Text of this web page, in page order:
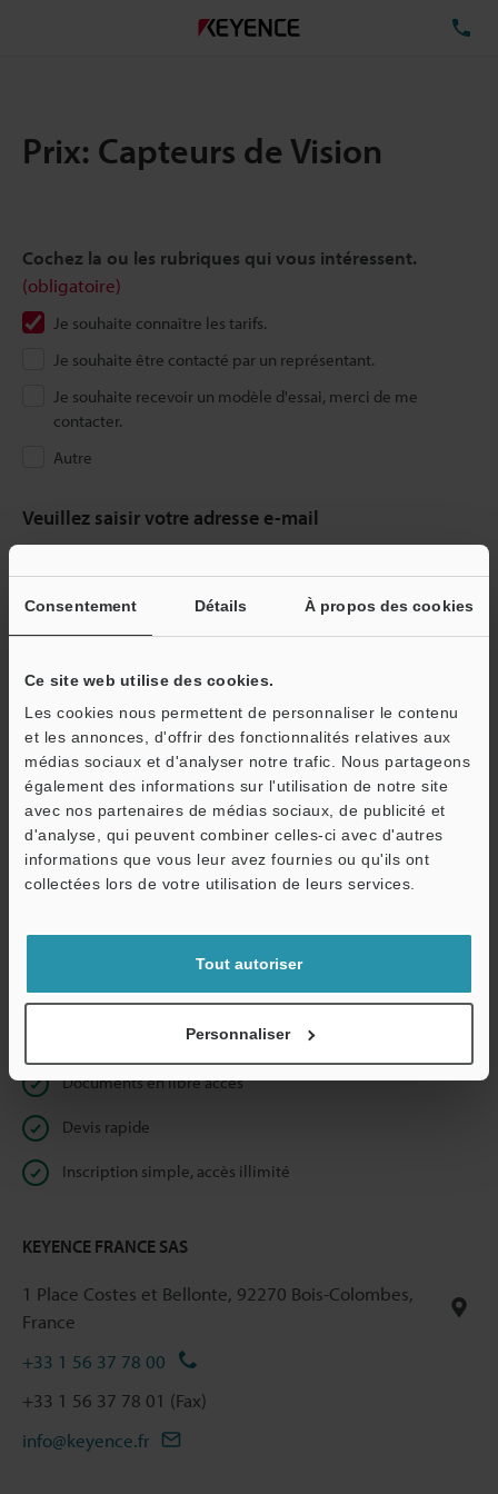
Consentement Détails À propos des cookies
Ce site web utilise des cookies.
Les cookies nous permettent de personnaliser le contenu
et les annonces, d'offrir des fonctionnalités relatives aux
médias sociaux et d'analyser notre trafic. Nous partageons
également des informations sur l'utilisation de notre site
avec nos partenaires de médias sociaux, de publicité et
d'analyse, qui peuvent combiner celles-ci avec d'autres
informations que vous leur avez fournies ou qu'ils ont
collectées lors de votre utilisation de leurs services.
Tout autoriser
Personnaliser
Prix: Capteurs de Vision
Cochez la ou les rubriques qui vous intéressent.
(obligatoire)
Je souhaite connaître les tarifs.
Je souhaite être contacté par un représentant.
Je souhaite recevoir un modèle d'essai, merci de me
contacter.
Autre
Veuillez saisir votre adresse e-mail
Si vous vous êtes déjà inscrit dans le passé, veuillez saisir votre e-
mail ci-dessous.
Si vous n'êtes pas encore inscrit, veuillez saisir votre adresse
Adresse e-mail
Continuer
seront jamais partagées.
Réservé aux membres
Documents en libre accès
Devis rapide
Inscription simple, accès illimité
KEYENCE FRANCE SAS
1 Place Costes et Bellonte, 92270 Bois-Colombes,
France
+33 1 56 37 78 00
+33 1 56 37 78 01 (Fax)
info@keyence.fr